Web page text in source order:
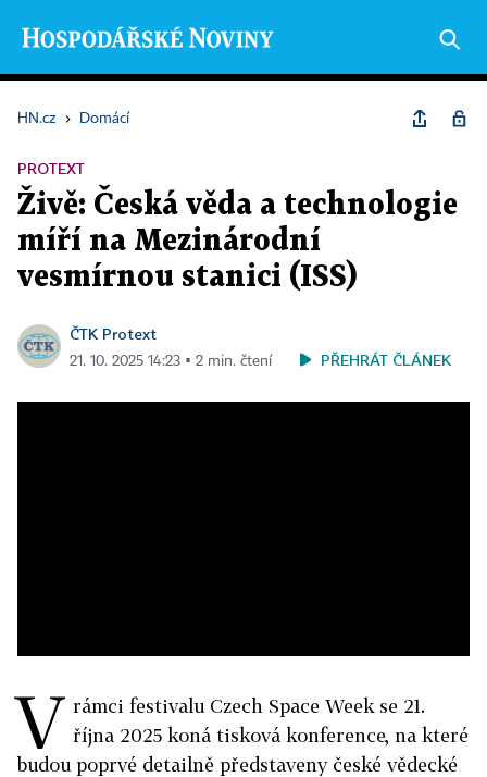
HN.cz › Domácí
PROTEXT
Živě: Česká věda a technologie
míří na Mezinárodní
vesmírnou stanici (ISS)
ČTK Protext
21. 10. 2025 14:23 ▪ 2 min. čtení PŘEHRÁT ČLÁNEK
V rámci festivalu Czech Space Week se 21.
října 2025 koná tisková konference, na které
budou poprvé detailně představeny české vědecké